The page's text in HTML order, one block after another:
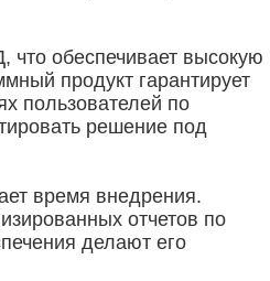
что обеспечивает высокую
продукт гарантирует
пользователей по
решение под
время внедрения.
отчетов по
делают его